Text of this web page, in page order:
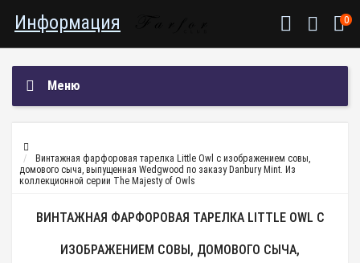
Информация 0
Меню
Винтажная фарфоровая тарелка Little Owl с изображением совы,
домового сыча, выпущенная Wedgwood по заказу Danbury Mint. Из
коллекционной серии The Majesty of Owls
ВИНТАЖНАЯ ФАРФОРОВАЯ ТАРЕЛКА LITTLE OWL С
ИЗОБРАЖЕНИЕМ СОВЫ, ДОМОВОГО СЫЧА,